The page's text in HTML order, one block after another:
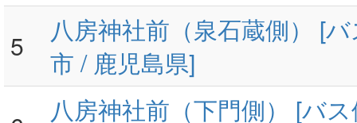
5
八房神社前（泉石蔵側） [
市 / 鹿児島県]
八房神社前（下門側） [バ